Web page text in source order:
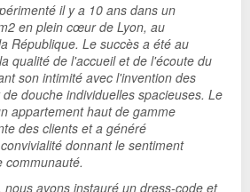
il y a 10 ans dans un
2 en plein cœur de Lyon, au
République. Le succès a été au
qualité de l'accueil et de l'écoute du
son intimité avec l'invention des
douche individuelles spacieuses. Le
appartement haut de gamme
des clients et a généré
donnant le sentiment
communauté.
avons instauré un dress-code et